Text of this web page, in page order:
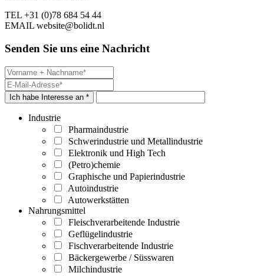
TEL +31 (0)78 684 54 44
EMAIL website@bolidt.nl
Senden Sie uns eine Nachricht
Ich habe Interesse an *
Industrie
Pharmaindustrie
Schwerindustrie und Metallindustrie
Elektronik und High Tech
(Petro)chemie
Graphische und Papierindustrie
Autoindustrie
Autowerkstätten
Nahrungsmittel
Fleischverarbeitende Industrie
Geflügelindustrie
Fischverarbeitende Industrie
Bäckergewerbe / Süsswaren
Milchindustrie